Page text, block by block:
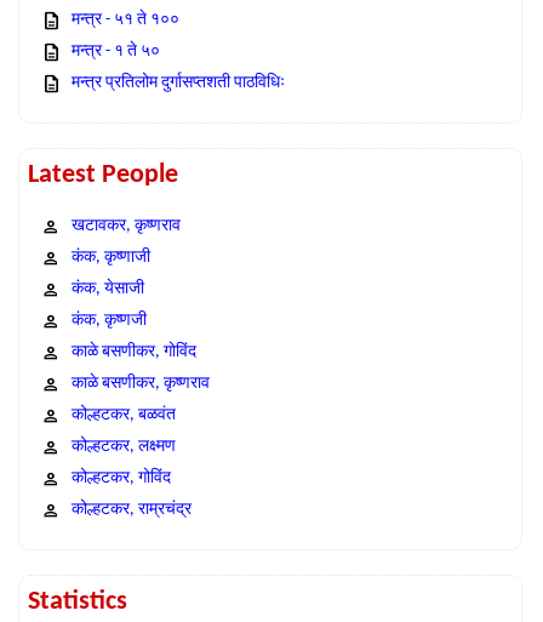
मन्त्र - ५१ ते १००
मन्त्र - १ ते ५०
मन्त्र प्रतिलोम दुर्गासप्तशती पाठविधिः
Latest People
खटावकर, कृष्णराव
कंक, कृष्णाजी
कंक, येसाजी
कंक, कृष्णजी
काळे बसणीकर, गोविंद
काळे बसणीकर, कृष्णराव
कोल्हटकर, बळवंत
कोल्हटकर, लक्ष्मण
कोल्हटकर, गोविंद
कोल्हटकर, राम्रचंद्र
Statistics